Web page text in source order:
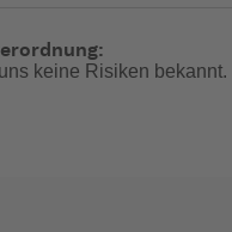
keine Risiken bekannt.